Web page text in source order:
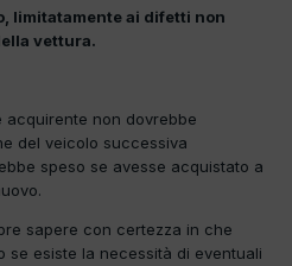
limitatamente ai difetti non
vettura.
acquirente non dovrebbe
del veicolo successiva
speso se avesse acquistato a
sapere con certezza in che
se esiste la necessità di eventuali